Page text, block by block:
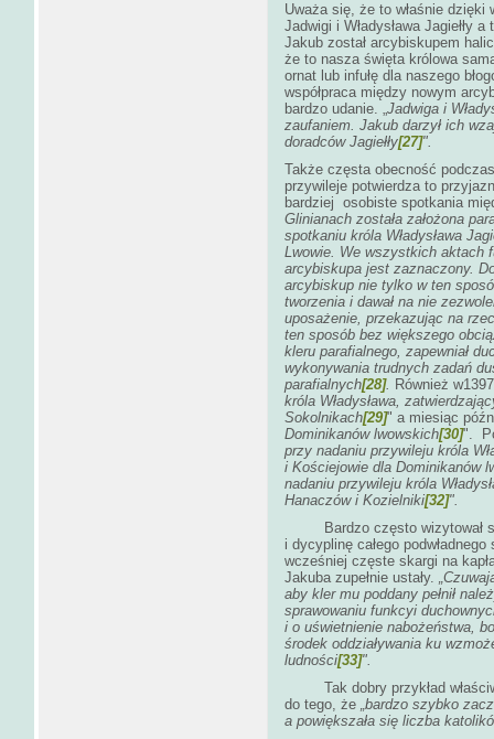
Uważa się, że to właśnie
Jadwigi i Władysława Jagiełły
Jakub został arcybiskupem
że to nasza święta królowa
ornat lub infułę dla naszego
współpraca między nowym
bardzo udanie. „Jadwiga i
zaufaniem. Jakub darzył ich
doradców Jagiełły[27]".
Także częsta obecność
przywileje potwierdza to
bardziej osobiste spotkania
Glinianach została założona
spotkaniu króla Władysława
Lwowie. We wszystkich aktach
arcybiskupa jest zaznaczony.
arcybiskup nie tylko w ten
tworzenia i dawał na nie
uposażenie, przekazując na
ten sposób bez większego
kleru parafialnego, zapewniał
wykonywania trudnych zadań
parafialnych[28]. Również
króla Władysława,
Sokolnikach[29]" a miesiąc
Dominikanów lwowskich[30]".
przy nadaniu przywileju króla
i Kościejowie dla Dominikanów
nadaniu przywileju króla
Hanaczów i Kozielniki[32]".
Bardzo często wizytował
i dycyplinę całego
wcześniej częste skargi na
Jakuba zupełnie ustały.
aby kler mu poddany pełnił
sprawowaniu funkcyi
i o uświetnienie nabożeństwa,
środek oddziaływania ku
ludności[33]".
Tak dobry przykład
do tego, że „bardzo szybko
a powiększała się liczba